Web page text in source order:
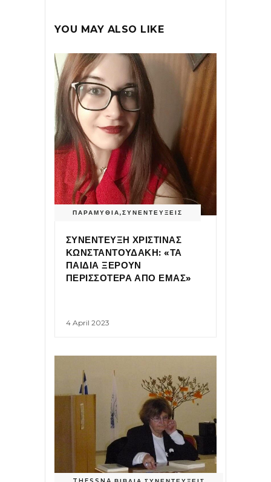
YOU MAY ALSO LIKE
ΠΑΡΑΜΥΘΙΑ,ΣΥΝΕΝΤΕΥΞΕΙΣ
ΣΥΝΕΝΤΕΥΞΗ ΧΡΙΣΤΙΝΑΣ
ΚΩΝΣΤΑΝΤΟΥΔΑΚΗ: «ΤΑ
ΠΑΙΔΙΑ ΞΕΡΟΥΝ
ΠΕΡΙΣΣΟΤΕΡΑ ΑΠΟ ΕΜΑΣ»
4 April 2023